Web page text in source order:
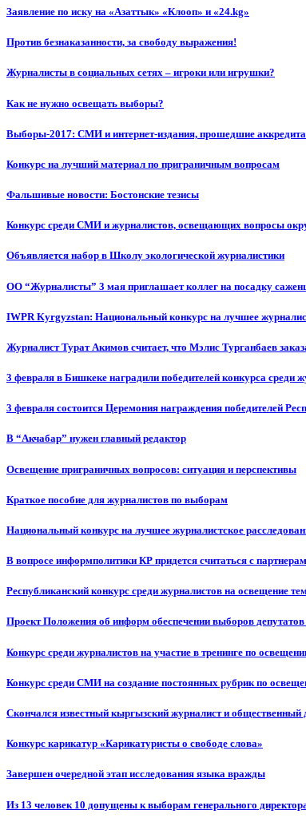
Заявление по иску на «Азаттык» «Клооп» и «24.kg»
Против безнаказанности, за свободу выражения!
Журналисты в социальных сетях – игроки или игрушки?
Как не нужно освещать выборы?
Выборы-2017: СМИ и интернет-издания, прошедшие
Конкурс на лучший материал по приграничным вопросам
Фальшивые новости: Бостонские тезисы
Конкурс среди СМИ и журналистов, освещающих вопросы
Объявляется набор в Школу экологической журналистики
ОО “Журналисты” 3 мая приглашает коллег на посадку
IWPR Kyrgyzstan: Национальный конкурс на лучшее
Журналист Турат Акимов считает, что Мэлис Турганбаев
3 февраля в Бишкеке наградили победителей конкурса
3 февраля состоится Церемония награждения победителей
В “Акчабар” нужен главный редактор
Освещение приграничных вопросов: ситуация и перспективы
Краткое пособие для журналистов по выборам
Национальный конкурс на лучшее журналистское
В вопросе информполитики КР придется считаться с
Республиканский конкурс среди журналистов на освещение
Проект Положения об информ обеспечении выборов
Конкурс среди журналистов на участие в тренинге по
Конкурс среди СМИ на создание постоянных рубрик по
Скончался известный кыргызский журналист и
Конкурс карикатур «Карикатуристы о свободе слова»
Завершен очередной этап исследования языка вражды
Из 13 человек 10 допущены к выборам генерального